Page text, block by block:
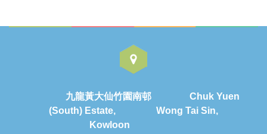
九龍黃大仙竹園南邨 Chuk Yuen
(South) Estate, Wong Tai Sin,
Kowloon